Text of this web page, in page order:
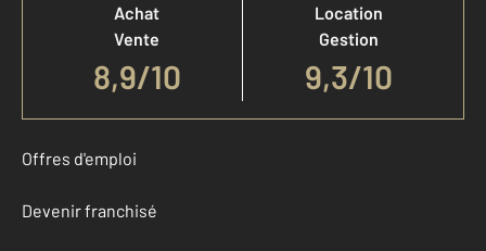
Achat
Vente
8,9/10
Location
Gestion
9,3/10
Offres d'emploi
Devenir franchisé